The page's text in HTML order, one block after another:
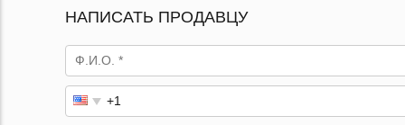
НАПИСАТЬ ПРОДАВЦУ